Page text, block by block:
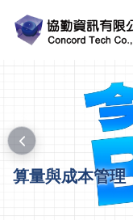
算量與成本管理